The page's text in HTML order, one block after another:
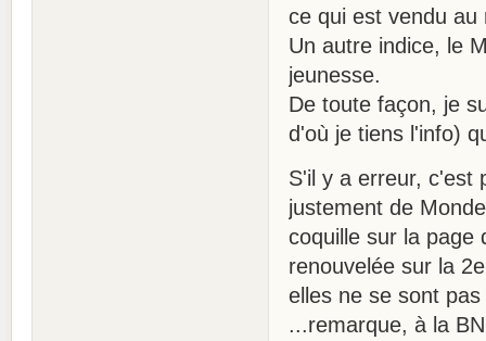
ce qui est vendu
Un autre indice, le
jeunesse.
De toute façon, je
d'où je tiens l'info)
S'il y a erreur, c'est
justement de
coquille sur la page
renouvelée sur la
elles ne se sont
...remarque, à la